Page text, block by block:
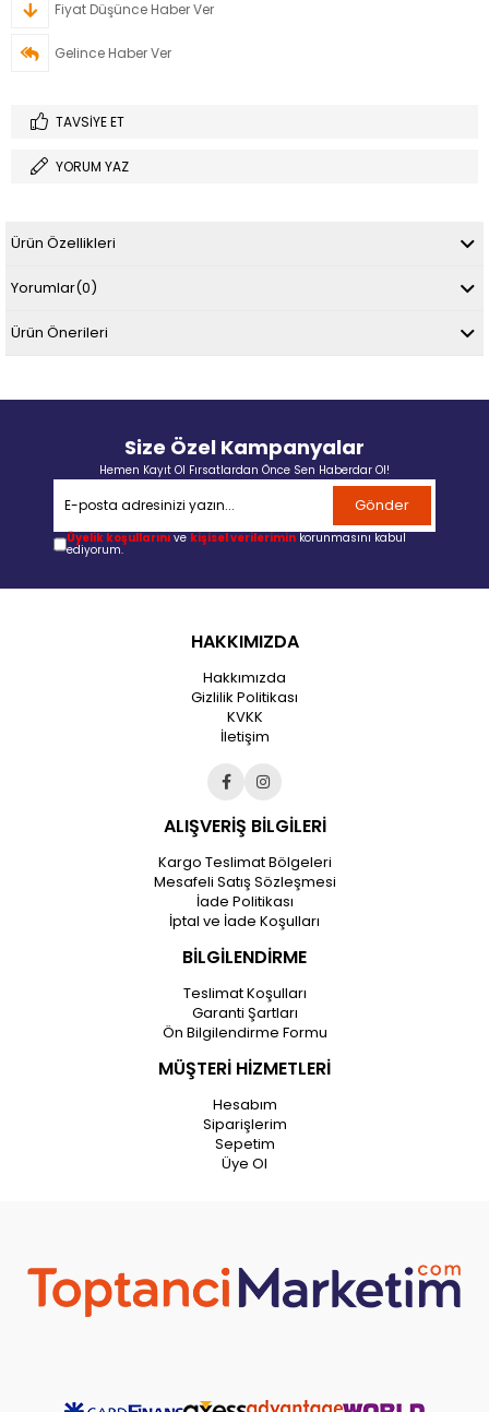
Fiyat Düşünce Haber Ver
Gelince Haber Ver
TAVSIYE ET
YORUM YAZ
Ürün Özellikleri
Yorumlar(0)
Ürün Önerileri
Size Özel Kampanyalar
Hemen Kayıt Ol Fırsatlardan Önce Sen Haberdar Ol!
Gönder
Üyelik koşullarını ve kişisel verilerimin korunmasını kabul
ediyorum.
HAKKIMIZDA
Hakkımızda
Gizlilik Politikası
KVKK
İletişim
ALIŞVERİŞ BİLGİLERİ
Kargo Teslimat Bölgeleri
Mesafeli Satış Sözleşmesi
İade Politikası
İptal ve İade Koşulları
BİLGİLENDİRME
Teslimat Koşulları
Garanti Şartları
Ön Bilgilendirme Formu
MÜŞTERİ HİZMETLERİ
Hesabım
Siparişlerim
Sepetim
Üye Ol